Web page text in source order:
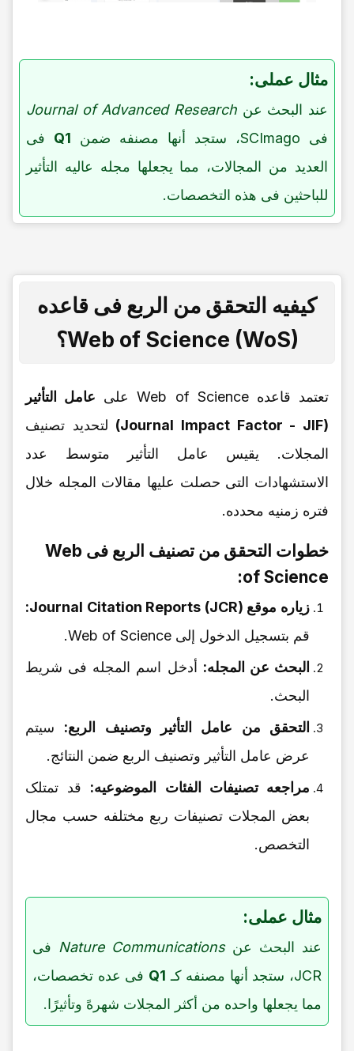
مثال عملی:
عند البحث عن Journal of Advanced Research
فی SCImago، ستجد أنها مصنفه ضمن
Q1 فی
العدید من المجالات، مما یجعلها مجله عالیه التأثیر
للباحثین فی هذه التخصصات.
کیفیه التحقق من الربع فی قاعده
Web of Science (WoS)؟
تعتمد قاعده Web of Science على
عامل التأثیر
(Journal Impact Factor - JIF)
لتحدید تصنیف
المجلات. یقیس عامل التأثیر متوسط عدد
الاستشهادات التی حصلت علیها مقالات المجله خلال
فتره زمنیه محدده.
خطوات التحقق من تصنیف الربع فی Web
of Science:
زیاره موقع Journal Citation Reports (JCR):
قم بتسجیل الدخول إلى Web of Science.
البحث عن المجله: أدخل اسم المجله فی شریط
البحث.
التحقق من عامل التأثیر وتصنیف الربع: سیتم
عرض عامل التأثیر وتصنیف الربع ضمن النتائج.
مراجعه تصنیفات الفئات الموضوعیه: قد تمتلک
بعض المجلات تصنیفات ربع مختلفه حسب مجال
التخصص.
مثال عملی:
عند البحث عنNature Communications فی
JCR، ستجد أنها مصنفه کـ
Q1 فی عده تخصصات،
مما یجعلها واحده من أکثر المجلات شهرهً وتأثیرًا.